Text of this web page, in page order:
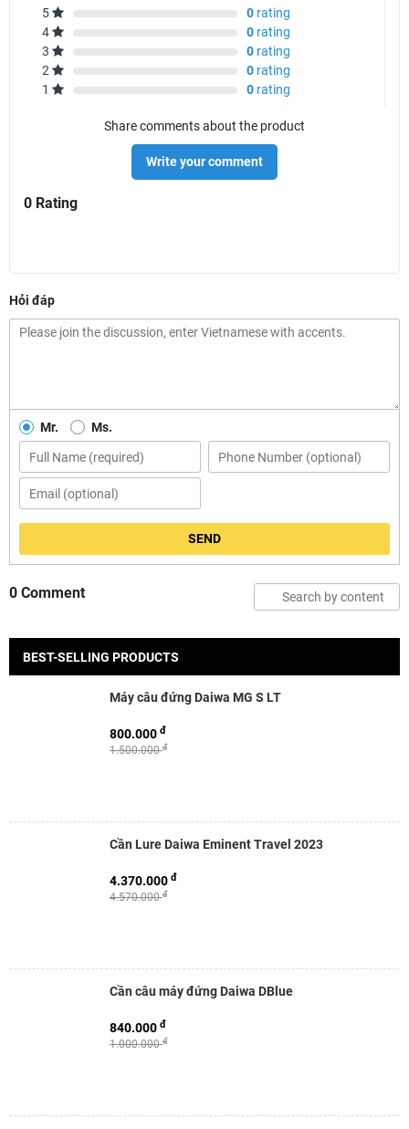
5 0 rating
4
0 rating
3
0 rating
2
0 rating
1
0 rating
Share comments about the product
Write your comment
0 Rating
Hỏi đáp
Mr. Ms.
SEND
0 Comment
BEST-SELLING PRODUCTS
Máy câu đứng Daiwa MG S LT
1.500.000đ
800.000 đ
Cần Lure Daiwa Eminent Travel 2023
4.570.000đ
4.370.000 đ
Cần câu máy đứng Daiwa DBlue
1.000.000đ
840.000 đ